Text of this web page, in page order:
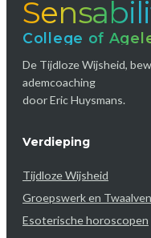
College of
De Tijdloze Wijsheid,
ademcoaching
door Eric Huysmans.
Verdieping
Tijdloze Wijsheid
Groepswerk en Twaalven
Esoterische horoscopen